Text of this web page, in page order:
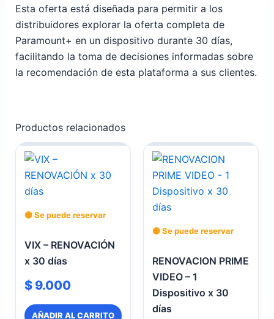
Esta oferta está diseñada para permitir a los
distribuidores explorar la oferta completa de
Paramount+ en un dispositivo durante 30 días,
facilitando la toma de decisiones informadas sobre
la recomendación de esta plataforma a sus clientes.
Productos relacionados
🟡 Se puede reservar
VIX – RENOVACIÓN
x 30 días
$9.000
AÑADIR AL CARRITO
🟡 Se puede reservar
RENOVACION PRIME
VIDEO – 1
Dispositivo x 30
días